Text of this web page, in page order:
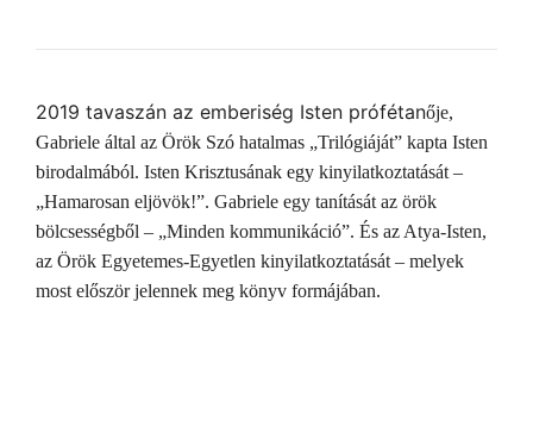
-
Örök
Szó
mennyiség
2019 tavaszán az emberiség Isten prófétanője,
Gabriele által az Örök Szó hatalmas „Trilógiáját” kapta Isten
birodalmából. Isten Krisztusának egy kinyilatkoztatását –
„Hamarosan eljövök!”. Gabriele egy tanítását az örök
bölcsességből – „Minden kommunikáció”. És az Atya-Isten,
az Örök Egyetemes-Egyetlen kinyilatkoztatását – melyek
most először jelennek meg könyv formájában.